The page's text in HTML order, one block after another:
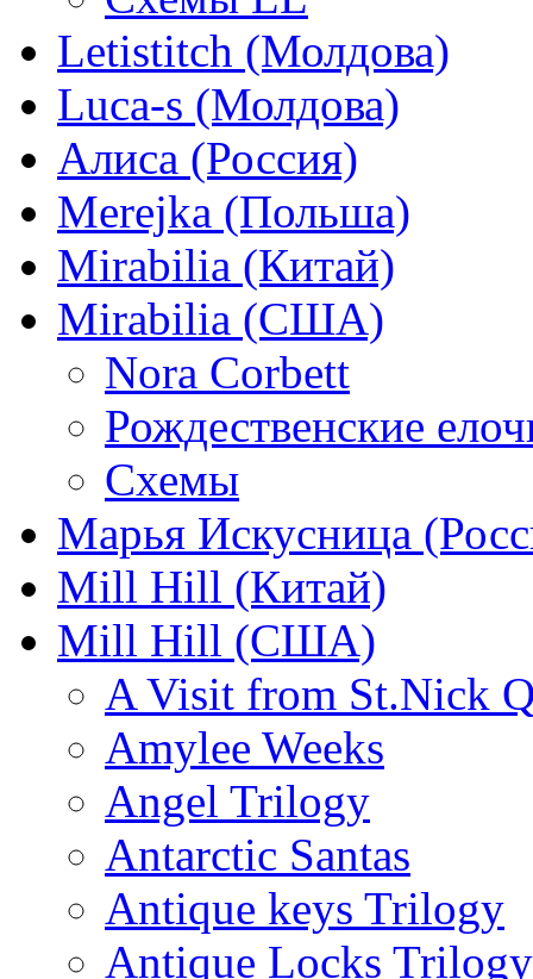
Letistitch (Молдова)
Luca-s (Молдова)
Алиса (Россия)
Merejka (Польша)
Mirabilia (Китай)
Mirabilia (США)
Nora Corbett
Рождественские
Схемы
Марья Искусница
Mill Hill (Китай)
Mill Hill (США)
A Visit from St.Nick
Amylee Weeks
Angel Trilogy
Antarctic Santas
Antique keys Trilogy
Antique Locks Trilogy